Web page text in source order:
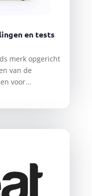
en tests
merk opgericht
van de
voor...